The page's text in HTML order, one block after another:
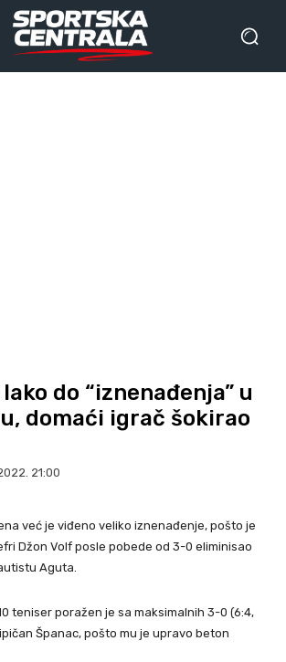
lako do “iznenađenja” u
domaći igrač šokirao
21:00
već je viđeno veliko iznenađenje, pošto je
Džon Volf posle pobede od 3-0 eliminisao
Aguta.
teniser poražen je sa maksimalnih 3-0 (6:4,
Španac, pošto mu je upravo beton